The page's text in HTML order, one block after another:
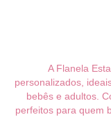
A Flanela
personalizados,
bebês e adultos.
perfeitos para quem